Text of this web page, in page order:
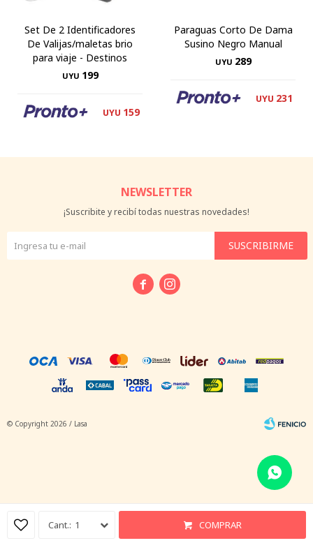
1 COMPRAR
Set De 2 Identificadores
De Valijas/maletas brio
para viaje - Destinos
UYU 199
UYU 159
Paraguas Corto De Dama
Susino Negro Manual
UYU 289
UYU 231
NEWSLETTER
¡Suscribite y recibí todas nuestras novedades!
SUSCRIBIRME
 
© Copyright 2026 / Lasa